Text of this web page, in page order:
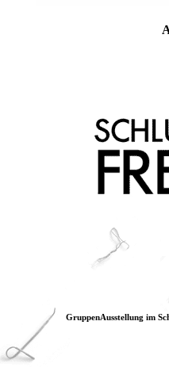
GruppenAusstellung im